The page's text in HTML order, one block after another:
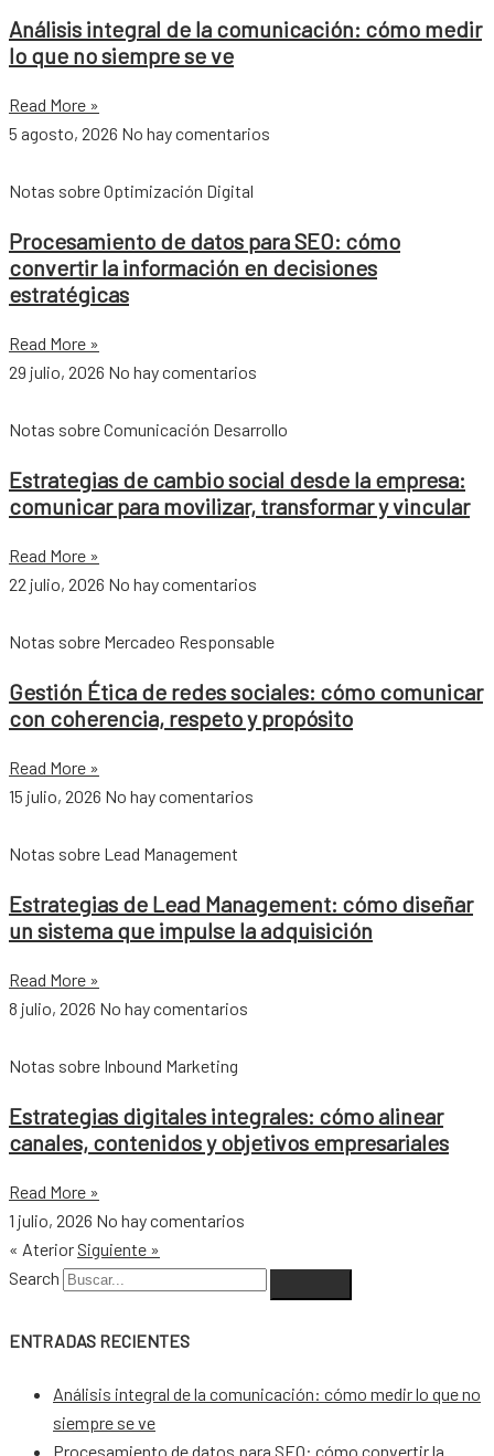
Análisis integral de la comunicación: cómo medir
lo que no siempre se ve
Read More »
5 agosto, 2026 No hay comentarios
Notas sobre Optimización Digital
Procesamiento de datos para SEO: cómo
convertir la información en decisiones
estratégicas
Read More »
29 julio, 2026 No hay comentarios
Notas sobre Comunicación Desarrollo
Estrategias de cambio social desde la empresa:
comunicar para movilizar, transformar y vincular
Read More »
22 julio, 2026 No hay comentarios
Notas sobre Mercadeo Responsable
Gestión Ética de redes sociales: cómo comunicar
con coherencia, respeto y propósito
Read More »
15 julio, 2026 No hay comentarios
Notas sobre Lead Management
Estrategias de Lead Management: cómo diseñar
un sistema que impulse la adquisición
Read More »
8 julio, 2026 No hay comentarios
Notas sobre Inbound Marketing
Estrategias digitales integrales: cómo alinear
canales, contenidos y objetivos empresariales
Read More »
1 julio, 2026 No hay comentarios
« Aterior Siguiente »
Search
ENTRADAS RECIENTES
Análisis integral de la comunicación: cómo medir lo que no
siempre se ve
Procesamiento de datos para SEO: cómo convertir la